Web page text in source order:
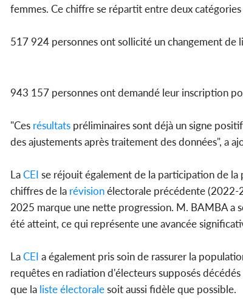
femmes. Ce chiffre se répartit entre deux
517 924 personnes ont sollicité un changement de
943 157 personnes ont demandé leur inscription
"Ces résultats préliminaires sont déjà un signe
des ajustements après traitement des données", a
LaCEI se réjouit également de la participation de
chiffres de la révisionélectorale précédente (2022-
2025 marque une nette progression. M. BAMBA a
été atteint, ce qui représente une avancée
LaCEI a également pris soin de rassurer la
requêtes en radiation d'électeurs supposés
que la liste électoralesoit aussi fidèle que possible.